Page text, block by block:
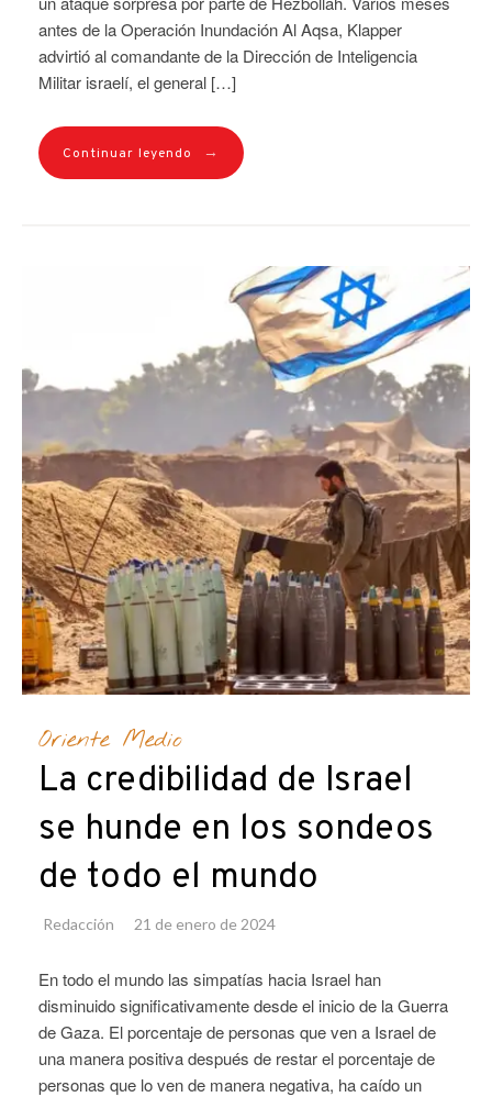
antes de la Operación Inundación Al Aqsa, Klapper
advirtió al comandante de la Dirección de Inteligencia
Militar israelí, el general […]
Continuar leyendo →
Oriente Medio
La credibilidad de Israel
se hunde en los sondeos
de todo el mundo
Redacción 21 de enero de 2024
En todo el mundo las simpatías hacia Israel han
disminuido significativamente desde el inicio de la Guerra
de Gaza. El porcentaje de personas que ven a Israel de
una manera positiva después de restar el porcentaje de
personas que lo ven de manera negativa, ha caído un